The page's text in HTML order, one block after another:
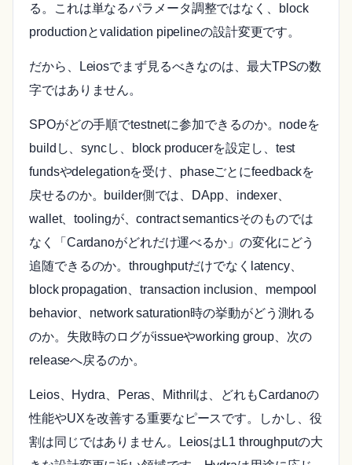
る。これは単なるパラメータ調整ではなく、block
productionとvalidation pipelineの設計変更です。
だから、Leiosでまず見るべきなのは、最大TPSの数
字ではありません。
SPOがどの手順でtestnetに参加できるのか。nodeを
buildし、syncし、block producerを設定し、test
fundsやdelegationを受け、phaseごとにfeedbackを
戻せるのか。builder側では、DApp、indexer、
wallet、toolingが、contract semanticsそのものでは
なく「Cardanoがどれだけ運べるか」の変化にどう
追随できるのか。throughputだけでなくlatency、
block propagation、transaction inclusion、mempool
behavior、network saturation時の挙動がどう測れる
のか。失敗時のログがissueやworking group、次の
releaseへ戻るのか。
Leios、Hydra、Peras、Mithrilは、どれもCardanoの
性能やUXを改善する重要なピースです。しかし、役
割は同じではありません。LeiosはL1 throughputの大